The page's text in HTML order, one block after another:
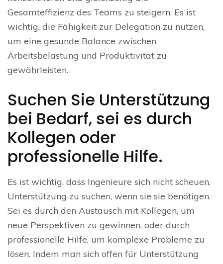
Gesamteffizienz des Teams zu steigern. Es ist
wichtig, die Fähigkeit zur Delegation zu nutzen,
um eine gesunde Balance zwischen
Arbeitsbelastung und Produktivität zu
gewährleisten.
Suchen Sie Unterstützung
bei Bedarf, sei es durch
Kollegen oder
professionelle Hilfe.
Es ist wichtig, dass Ingenieure sich nicht scheuen,
Unterstützung zu suchen, wenn sie sie benötigen.
Sei es durch den Austausch mit Kollegen, um
neue Perspektiven zu gewinnen, oder durch
professionelle Hilfe, um komplexe Probleme zu
lösen. Indem man sich offen für Unterstützung